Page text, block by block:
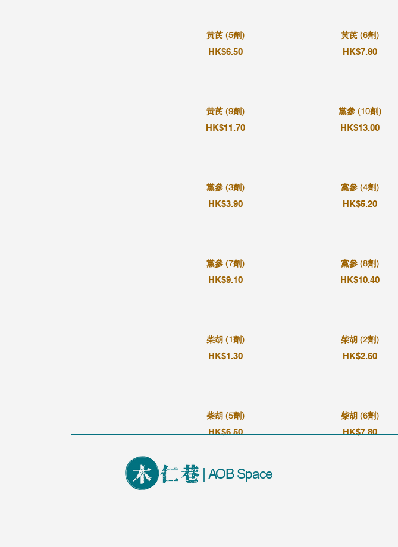
黃芪 (5劑)
HK$6.50
黃芪 (9劑)
HK$11.70
黨參 (3劑)
HK$3.90
黨參 (7劑)
HK$9.10
柴胡 (1劑)
HK$1.30
柴胡 (5劑)
HK$6.50
黃芪 (6劑)
HK$7.80
黨參 (10劑)
HK$13.00
黨參 (4劑)
HK$5.20
黨參 (8劑)
HK$10.40
柴胡 (2劑)
HK$2.60
柴胡 (6劑)
HK$7.80
| AOB Space